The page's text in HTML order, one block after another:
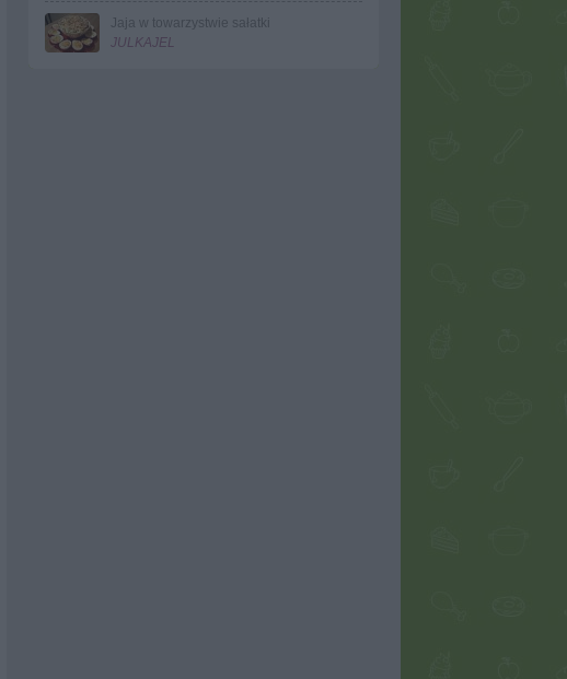
Jaja w towarzystwie sałatki
JULKAJEL